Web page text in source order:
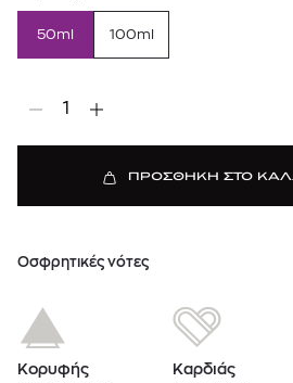
50ml 100ml
1
ΠΡΟΣΘΗΚΗ ΣΤΟ
Oσφρητικές νότες
Κορυφής Καρδιάς